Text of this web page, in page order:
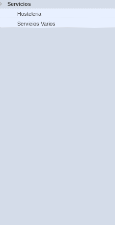
Servicios
Hosteleria
Servicios Varios